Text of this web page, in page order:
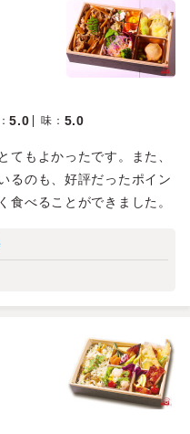
：5.0 味 ： 5.0
てもよかったです。また、
るのも、好評だったポイン
食べることができました。